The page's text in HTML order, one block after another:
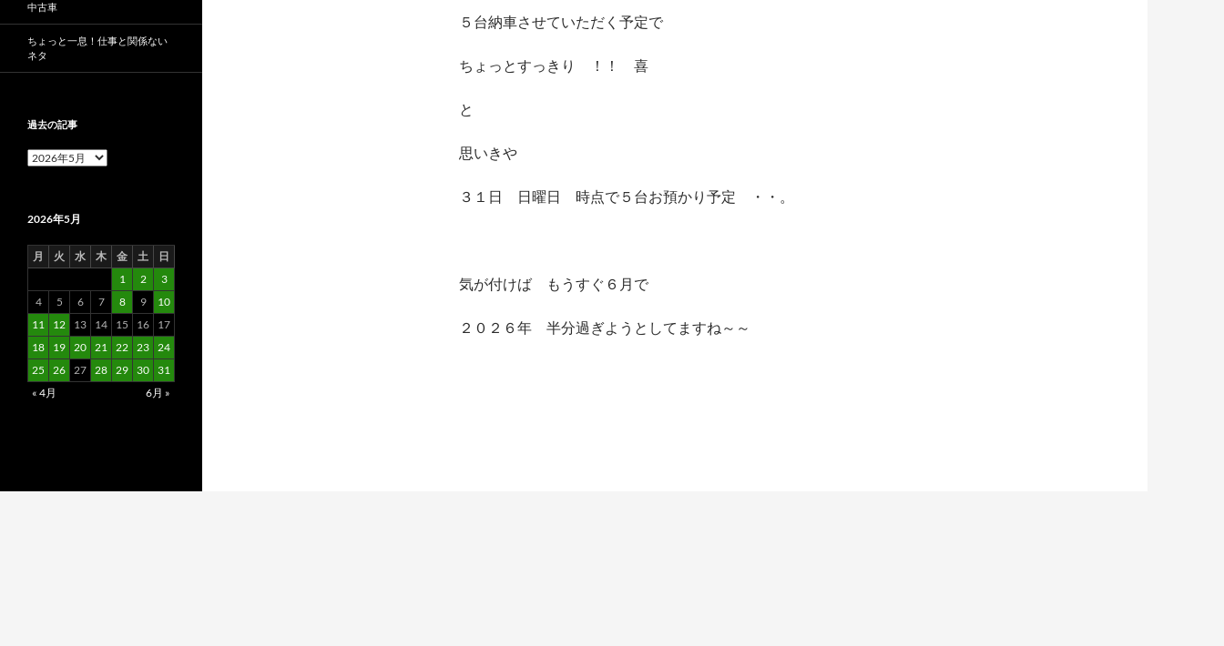
５台納車させていただく予定で
ちょっとすっきり ！！ 喜
と
思いきや
３１日 日曜日 時点で５台お預かり予定 ・・。
気が付けば もうすぐ６月で
２０２６年 半分過ぎようとしてますね～～
中古車
ちょっと一息！仕事と関係ない
ネタ
過去の記事
過
事
2026年5月
月 火 水 木 金 土
日
1
2
3
4
5 6 7 8 9
10
11
12 13 14 15 16
17
18
19 20 21 22 23 24
25
26 27 28 29 30
31
« 4月
6月 »